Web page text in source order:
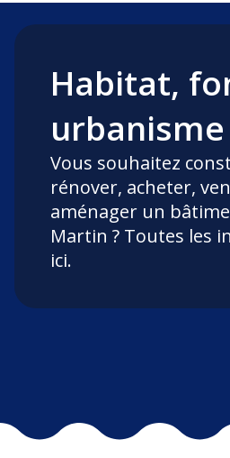
Habitat,
urbanisme
Vous souhaitez
rénover, acheter,
aménager un
Martin ? Toutes les
ici.